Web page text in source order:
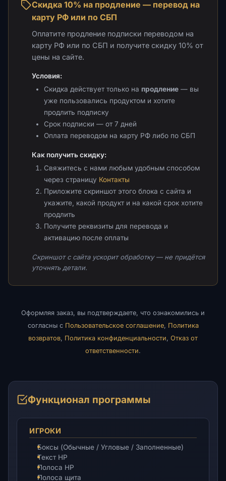
Скидка 10% на продление — перевод на
карту РФ или по СБП
Оплатите продление подписки переводом на
карту РФ или по СБП и получите скидку 10% от
цены на сайте.
Условия:
Скидка действует только на продление — вы
уже пользовались продуктом и хотите
продлить подписку
Срок подписки — от 7 дней
Оплата переводом на карту РФ либо по СБП
Как получить скидку:
Свяжитесь с нами любым удобным способом
через страницу Контакты
Приложите скриншот этого блока с сайта и
укажите, какой продукт и на какой срок хотите
продлить
Получите реквизиты для перевода и
активацию после оплаты
Скриншот с сайта ускорит обработку — не придётся
уточнять детали.
Оформляя заказ, вы подтверждаете, что ознакомились и
согласны с Пользовательское соглашение, Политика
возвратов, Политика конфиденциальности, Отказ от
ответственности.
Функционал программы
ИГРОКИ
Боксы (Обычные / Угловые / Заполненные)
Текст HP
Полоса HP
Полоса щита